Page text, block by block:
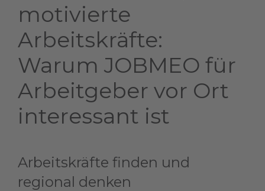
motivierte
Arbeitskräfte:
Warum JOBMEO für
Arbeitgeber vor Ort
interessant ist
Arbeitskräfte finden und
regional denken